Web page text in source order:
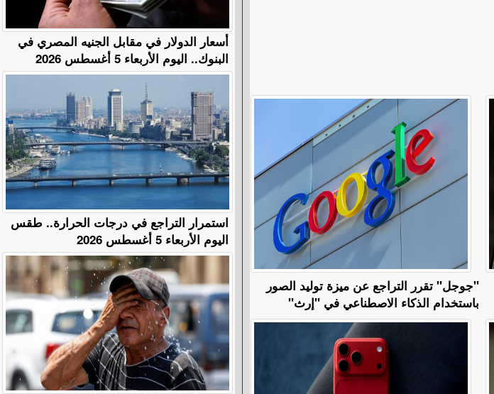
"جوجل" تقرر التراجع عن ميزة توليد الصور
باستخدام الذكاء الاصطناعي في "إرث"
أسعار الدولار في مقابل الجنيه المصري في
البنوك.. اليوم الأربعاء 5 أغسطس 2026
استمرار التراجع في درجات الحرارة.. طقس
اليوم الأربعاء 5 أغسطس 2026